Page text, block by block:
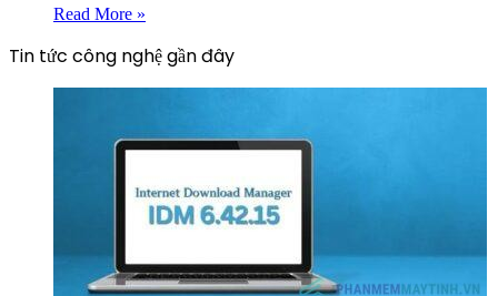
Read More »
Tin tức công nghệ gần đây